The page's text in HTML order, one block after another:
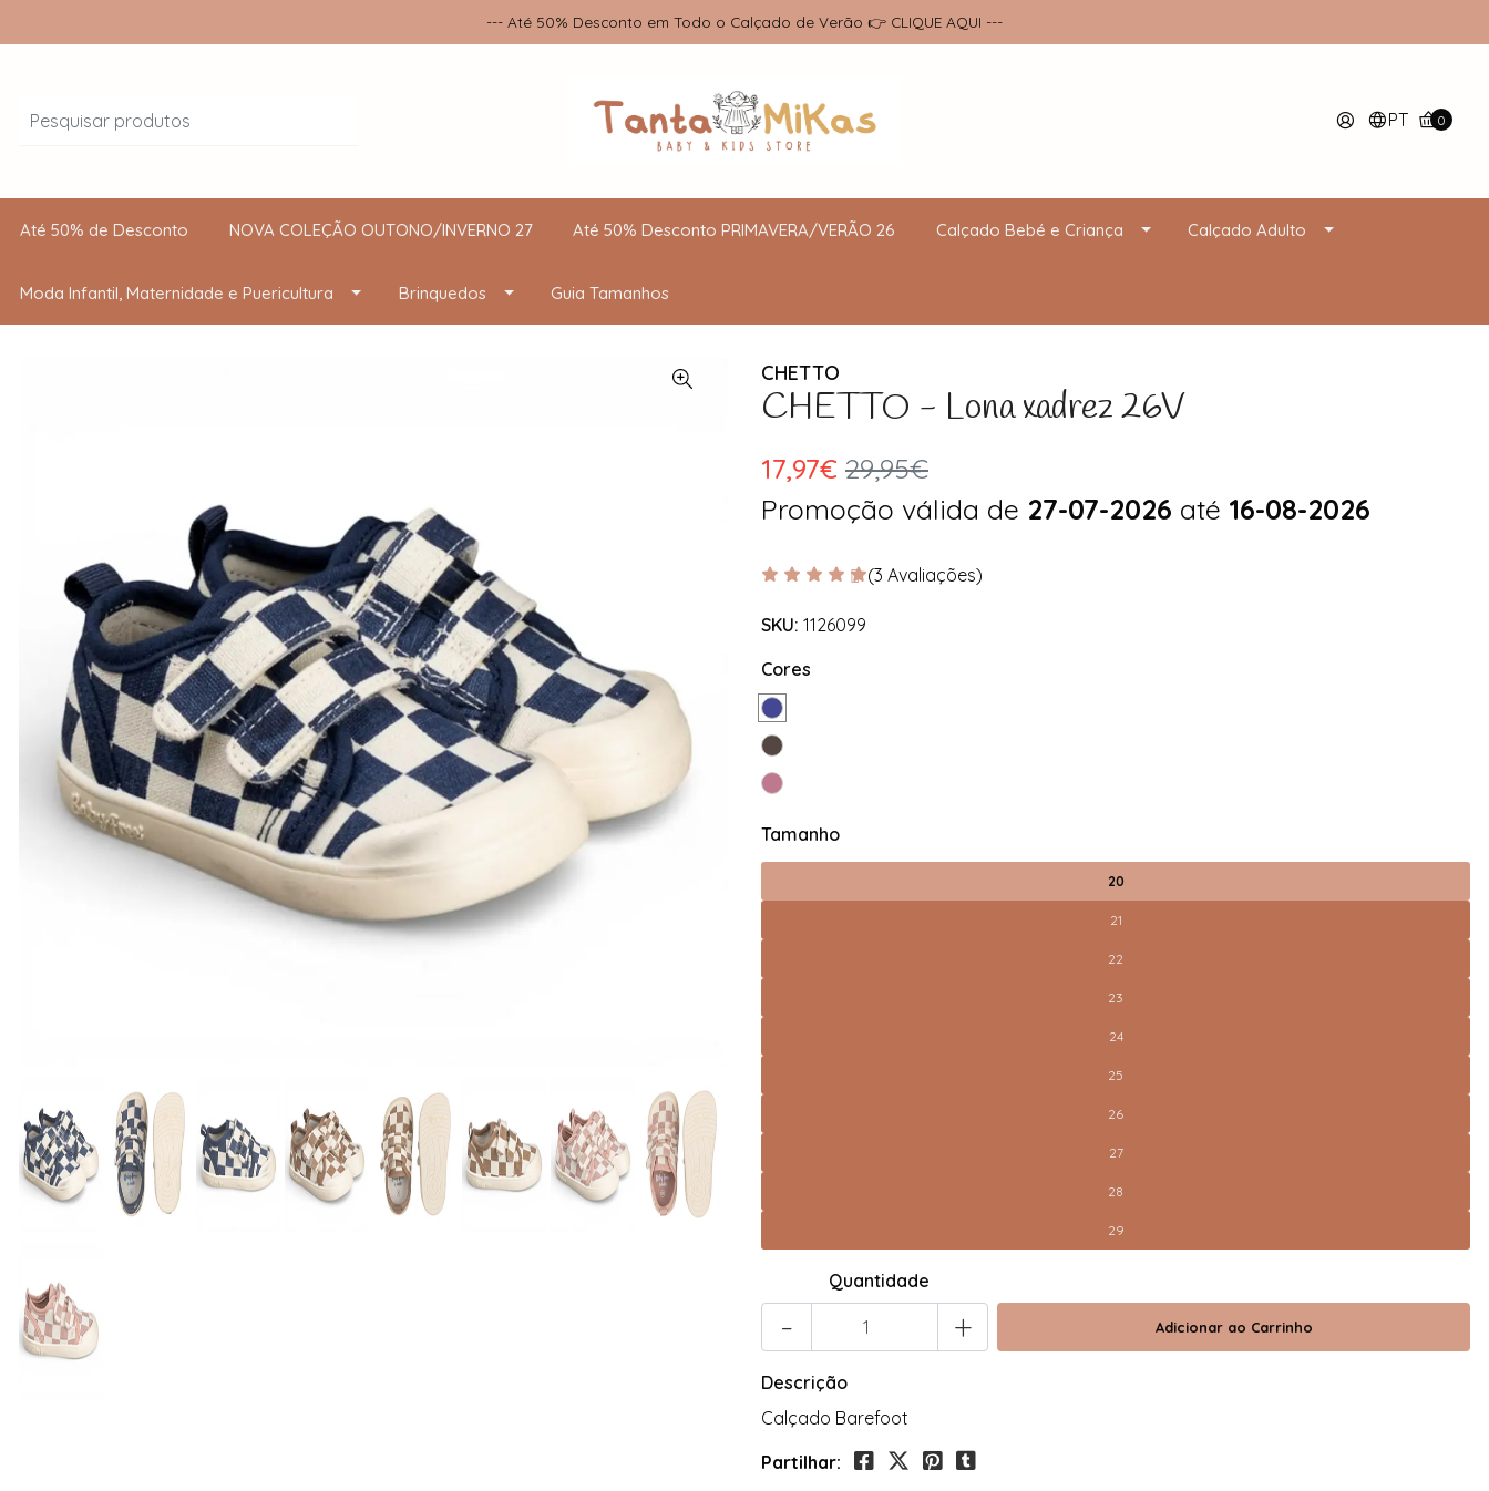
--- Até 50% Desconto em Todo o Calçado de Verão 👉 CLIQUE AQUI ---
PT 0
Até 50% de Desconto NOVA COLEÇÃO OUTONO/INVERNO 27 Até 50% Desconto PRIMAVERA/VERÃO 26 Calçado Bebé e Criança Calçado Adulto
Moda Infantil, Maternidade e Puericultura Brinquedos Guia Tamanhos
CHETTO
CHETTO - Lona xadrez 26V
17,97€ 29,95€
Promoção válida de 27-07-2026 até 16-08-2026
(3 Avaliações)
SKU: 1126099
Cores
Tamanho
20
21
22
23
24
25
26
27
28
29
Quantidade
- +
Descrição
Calçado Barefoot
Partilhar: